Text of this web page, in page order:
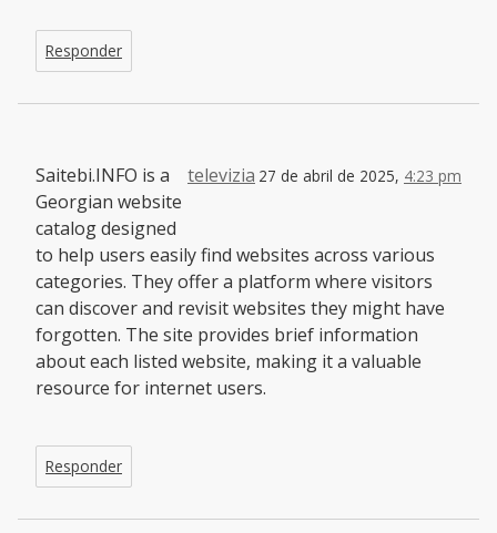
Responder
televizia 27 de abril de 2025, 4:23 pm
Saitebi.INFO is a
Georgian website
catalog designed
to help users easily find websites across various
categories. They offer a platform where visitors
can discover and revisit websites they might have
forgotten. The site provides brief information
about each listed website, making it a valuable
resource for internet users.
Responder